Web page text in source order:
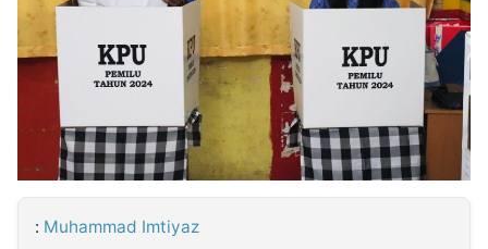
Insight
NTB
Suara
Time
Lens
IDN
Daily
Jogja
Jalan
Rakyat
Idealita
News
Kita
Notice
Dinamikapost.com
Radar
Baru
Seedbacklink
Kabarbaru
: Muhammad Imtiyaz